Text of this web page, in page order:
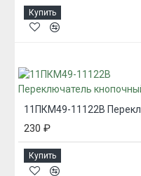
Купить
230 ₽
Купить